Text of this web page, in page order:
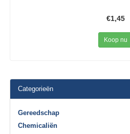
€1,45
Koop nu
Categorieën
Gereedschap
Chemicaliën